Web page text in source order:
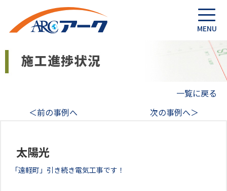
一覧に戻る
＜前の事例へ
次の事例へ＞
太陽光
「遠軽町」引き続き電気工事です！